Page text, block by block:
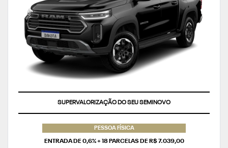
SUPERVALORIZAÇÃO DO SEU SEMINOVO
PESSOA FÍSICA
ENTRADA DE 0,6% + 18 PARCELAS DE R$ 7.039,00